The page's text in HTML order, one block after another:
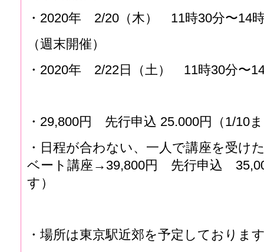
・2020年 2/20（木） 11時30分〜14
（週末開催）
・2020年 2/22日（土） 11時30分〜
・29,800円 先行申込 25.000円（1/10
・日程が合わない、一人で講座を受け
ベート講座→39,800円 先行申込
す）
・場所は東京駅近郊を予定しておりま